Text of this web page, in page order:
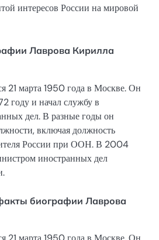
интересов России на мировой
Лаврова Кирилла
21 марта 1950 года в Москве. Он
и начал службу в
дел. В разные годы он
включая должность
России при ООН. В 2004
иностранных дел
биографии Лаврова